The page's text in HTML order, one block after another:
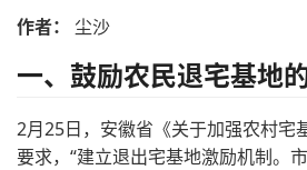
作者： 尘沙
一、鼓励农民退宅基地
2月25日，安徽省《关于加强农村宅
要求，“建立退出宅基地激励机制。